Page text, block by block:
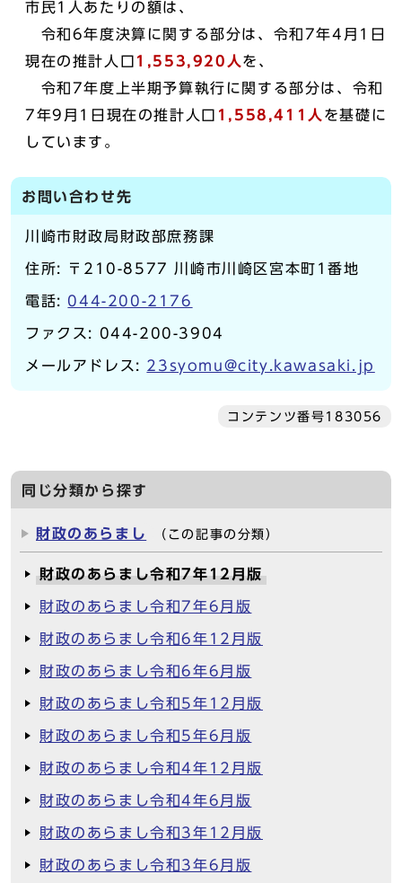
市民1人あたりの額は、
令和6年度決算に関する部分は、令和7年4月1日
現在の推計人口 1,553,920人 を、
令和7年度上半期予算執行に関する部分は、令和
7年9月1日現在の推計人口 1,558,411人 を基礎に
しています。
お問い合わせ先
川崎市財政局財政部庶務課
住所: 〒210-8577 川崎市川崎区宮本町1番地
電話: 044-200-2176
ファクス: 044-200-3904
メールアドレス: 23syomu@city.kawasaki.jp
コンテンツ番号183056
同じ分類から探す
財政のあらまし （この記事の分類）
財政のあらまし令和7年12月版
財政のあらまし令和7年6月版
財政のあらまし令和6年12月版
財政のあらまし令和6年6月版
財政のあらまし令和5年12月版
財政のあらまし令和5年6月版
財政のあらまし令和4年12月版
財政のあらまし令和4年6月版
財政のあらまし令和3年12月版
財政のあらまし令和3年6月版